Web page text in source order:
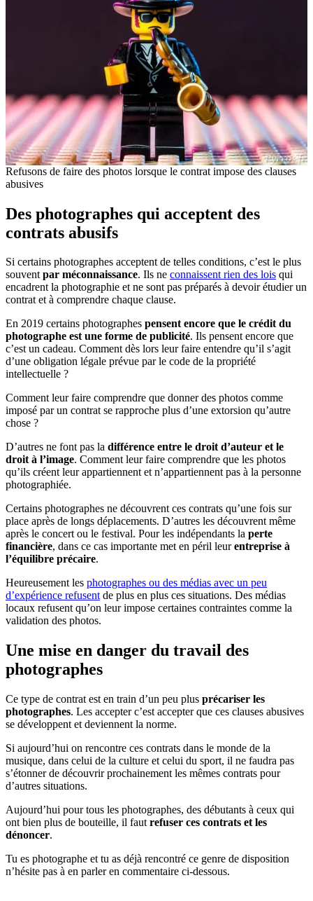
Refusons de faire des photos lorsque le contrat impose des clauses
abusives
Des photographes qui acceptent des
contrats abusifs
Si certains photographes acceptent de telles conditions, c’est le plus
souventpar méconnaissance. Ils ne connaissent rien des lois qui
encadrent la photographie et ne sont pas préparés à devoir étudier un
contrat et à comprendre chaque clause.
En 2019 certains photographes pensent encore que le crédit du
photographe est une forme de publicité. Ils pensent encore que
c’est un cadeau. Comment dès lors leur faire entendre qu’il s’agit
d’une obligation légale prévue par le code de la propriété
intellectuelle ?
Comment leur faire comprendre que donner des photos comme
imposé par un contrat se rapproche plus d’une extorsion qu’autre
chose ?
D’autres ne font pas la différence entre le droit d’auteur et le
droit à l’image. Comment leur faire comprendre que les photos
qu’ils créent leur appartiennent et n’appartiennent pas à la personne
photographiée.
Certains photographes ne découvrent ces contrats qu’une fois sur
place après de longs déplacements. D’autres les découvrent même
après le concert ou le festival. Pour les indépendants la perte
financière, dans ce cas importante met en péril leurentreprise à
l’équilibre précaire.
Heureusement les photographes ou des médias avec un peu
d’expérience refusentde plus en plus ces situations. Des médias
locaux refusent qu’on leur impose certaines contraintes comme la
validation des photos.
Une mise en danger du travail des
photographes
Ce type de contrat est en train d’un peu plus précariser les
photographes. Les accepter c’est accepter que ces clauses abusives
se développent et deviennent la norme.
Si aujourd’hui on rencontre ces contrats dans le monde de la
musique, dans celui de la culture et celui du sport, il ne faudra pas
s’étonner de découvrir prochainement les mêmes contrats pour
d’autres situations.
Aujourd’hui pour tous les photographes, des débutants à ceux qui
ont bien plus de bouteille, il faut refuser ces contrats et les
dénoncer.
Tu es photographe et tu as déjà rencontré ce genre de disposition
n’hésite pas à en parler en commentaire ci-dessous.